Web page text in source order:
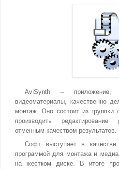
AviSynth – приложение,
видеоматериалы, качественно
монтаж. Оно состоит из группки
производить
отменным качеством результатов.
Софт выступает в
программой для монтажа и
на жестком диске. В итоге